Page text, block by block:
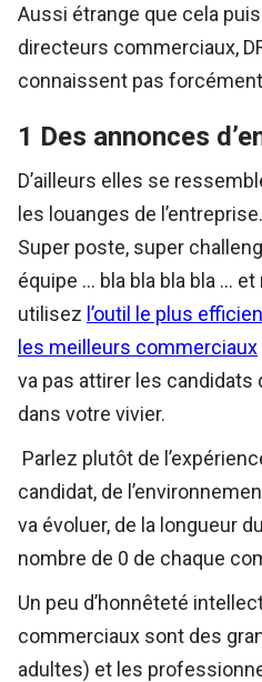
Aussi étrange que cela
directeurs commerciaux,
connaissent pas
1 Des annonces
D’ailleurs elles se
les louanges de l’entreprise.
Super poste, super
équipe … bla bla bla bla …
utilisez l’outil le plus
les meilleurs commerciaux
va pas attirer les candidats
dans votre vivier.
Parlez plutôt de
candidat, de
va évoluer, de la longueur
nombre de 0 de chaque
Un peu d’honnêteté
commerciaux sont des
adultes) et les